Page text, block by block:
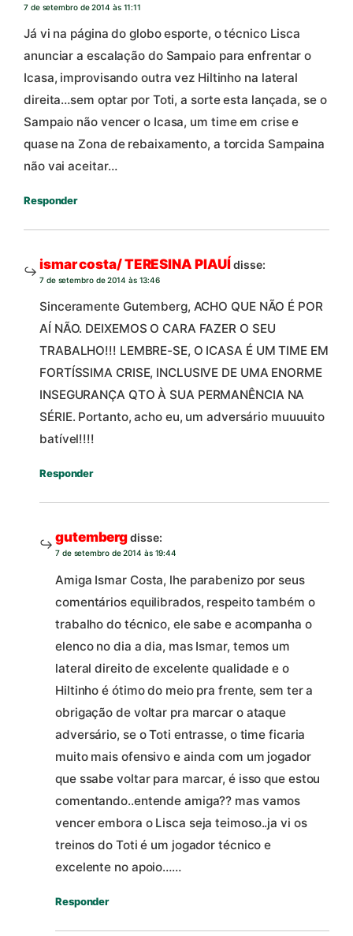
7 de setembro de 2014 às 11:11
Já vi na página do globo esporte, o técnico Lisca
anunciar a escalação do Sampaio para enfrentar o
Icasa, improvisando outra vez Hiltinho na lateral
direita…sem optar por Toti, a sorte esta lançada, se o
Sampaio não vencer o Icasa, um time em crise e
quase na Zona de rebaixamento, a torcida Sampaina
não vai aceitar…
Responder
ismar costa/ TERESINA PIAUÍdisse:
7 de setembro de 2014 às 13:46
Sinceramente Gutemberg, ACHO QUE NÃO É POR
AÍ NÃO. DEIXEMOS O CARA FAZER O SEU
TRABALHO!!! LEMBRE-SE, O ICASA É UM TIME EM
FORTÍSSIMA CRISE, INCLUSIVE DE UMA ENORME
INSEGURANÇA QTO À SUA PERMANÊNCIA NA
SÉRIE. Portanto, acho eu, um adversário muuuuito
batível!!!!
Responder
gutembergdisse:
7 de setembro de 2014 às 19:44
Amiga Ismar Costa, lhe parabenizo por seus
comentários equilibrados, respeito também o
trabalho do técnico, ele sabe e acompanha o
elenco no dia a dia, mas Ismar, temos um
lateral direito de excelente qualidade e o
Hiltinho é ótimo do meio pra frente, sem ter a
obrigação de voltar pra marcar o ataque
adversário, se o Toti entrasse, o time ficaria
muito mais ofensivo e ainda com um jogador
que ssabe voltar para marcar, é isso que estou
comentando..entende amiga?? mas vamos
vencer embora o Lisca seja teimoso..ja vi os
treinos do Toti é um jogador técnico e
excelente no apoio……
Responder